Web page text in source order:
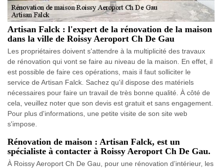
Artisan Falck : l'expert de la rénovation de la maison
dans la ville de Roissy Aeroport Ch De Gau
Les propriétaires doivent s'attendre à la multiplicité des travaux
de rénovation qui vont se faire au niveau de la maison. En effet, il
est possible de faire ces opérations, mais il faut solliciter le
service de Artisan Falck. Sachez qu'il dispose des matériels
nécessaires pour faire un travail de très bonne qualité. À côté de
cela, veuillez noter que son devis est gratuit et sans engagement.
Pour plus d'informations, une petite visite de son site web
s'impose.
Rénovation de maison : Artisan Falck, est un
spécialiste à contacter à Roissy Aeroport Ch De Gau.
À Roissy Aeroport Ch De Gau, pour une rénovation d’intérieur, les